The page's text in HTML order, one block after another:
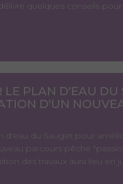
quelques conseils
PLAN D'EAU DU
D'UN
d'eau du Sauget pour
parcours pêche
des travaux aura lieu en